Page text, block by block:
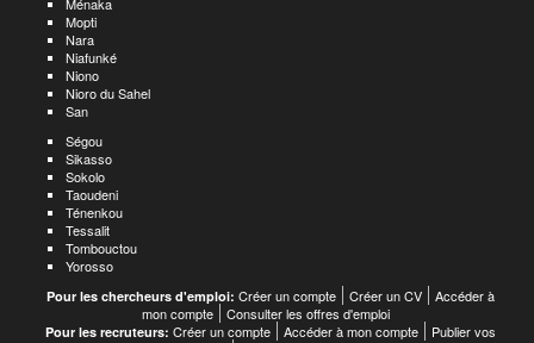
Mopti
Nara
Niafunké
Niono
Nioro du Sahel
San
Ségou
Sikasso
Sokolo
Taoudeni
Ténenkou
Tessalit
Tombouctou
Yorosso
Pour les chercheurs d'emploi: Créer un compte Créer un CV
Accéder à
mon compte
Consulter les offres d'emploi
Pour les recruteurs: Créer un compte Accéder à mon compte
Publier vos